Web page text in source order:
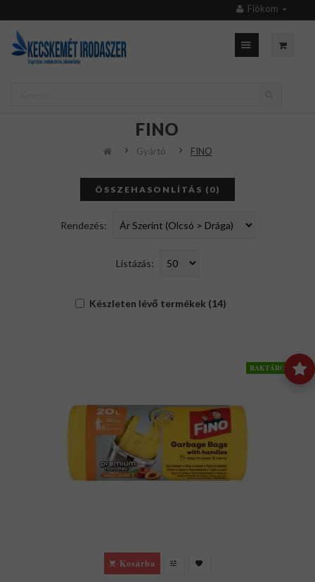
Fiókom
FINO
Gyártó FINO
ÖSSZEHASONLÍTÁS (0)
Rendezés:
Listázás:
Készleten lévő termékek (14)
RAKTÁRON
Kosárba